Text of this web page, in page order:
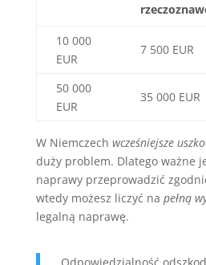
10 000
EUR
7 500 EUR
50 000
EUR
35 000 EUR
W Niemczech wcześniejsze
duży problem. Dlatego ważne
naprawy przeprowadzić
wtedy możesz liczyć na pełną
legalną naprawę.
„Odpowiedzialność